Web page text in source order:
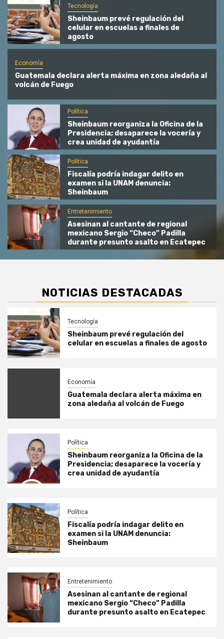
Tecnología
Sheinbaum prevé regulación del
celular en escuelas a finales de
agosto
Economía
Guatemala declara alerta máxima en zona aledaña al
volcán de Fuego
Política
Sheinbaum reorganiza la Oficina de la
Presidencia; desaparece la vocería y
crea unidad de ayudantía
Política
Fiscalía podría indagar delito en
examen si la UNAM denuncia:
Sheinbaum
Entretenimiento
Asesinan al cantante de regional
mexicano Sergio “Checo” Padilla
durante presunto asalto en Ecatepec
NOTICIAS DESTACADAS
Tecnología
Sheinbaum prevé regulación del
celular en escuelas a finales de agosto
Economía
Guatemala declara alerta máxima en
zona aledaña al volcán de Fuego
Política
Sheinbaum reorganiza la Oficina de la
Presidencia; desaparece la vocería y
crea unidad de ayudantía
Política
Fiscalía podría indagar delito en
examen si la UNAM denuncia:
Sheinbaum
Entretenimiento
Asesinan al cantante de regional
mexicano Sergio “Checo” Padilla
durante presunto asalto en Ecatepec